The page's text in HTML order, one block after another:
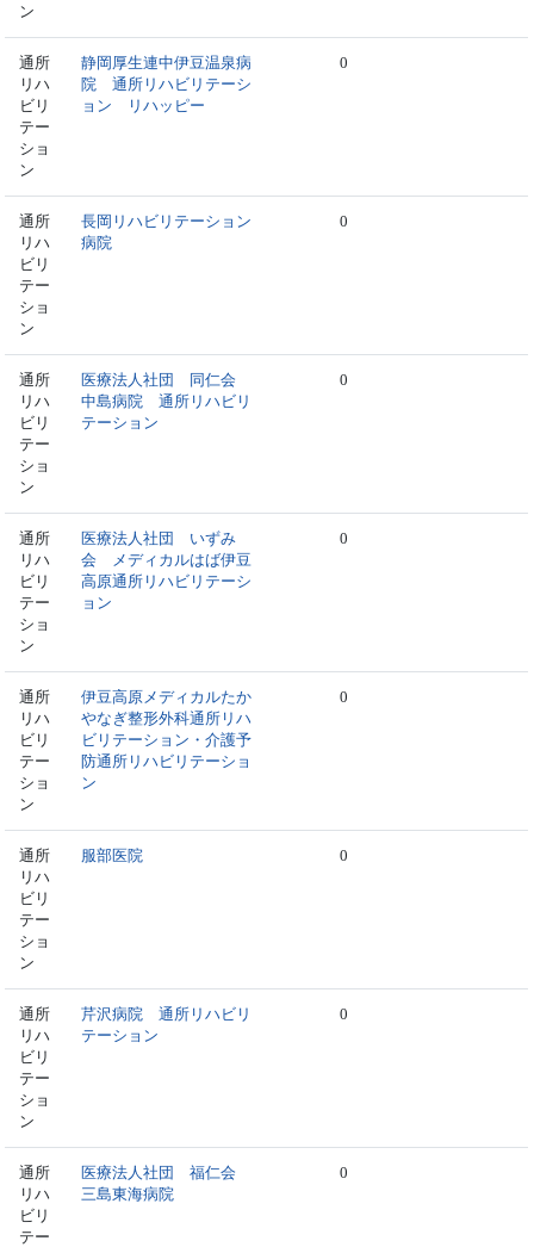
ン
通所
リハ
ビリ
テー
ショ
ン
静岡厚生連中伊豆温泉病
院 通所リハビリテーシ
ョン リハッピー
0
通所
リハ
ビリ
テー
ショ
ン
長岡リハビリテーション
病院
0
通所
リハ
ビリ
テー
ショ
ン
医療法人社団 同仁会
中島病院 通所リハビリ
テーション
0
通所
リハ
ビリ
テー
ショ
ン
医療法人社団 いずみ
会 メディカルはば伊豆
高原通所リハビリテーシ
ョン
0
通所
リハ
ビリ
テー
ショ
ン
伊豆高原メディカルたか
やなぎ整形外科通所リハ
ビリテーション・介護予
防通所リハビリテーショ
ン
0
通所
リハ
ビリ
テー
ショ
ン
服部医院 0
通所
リハ
ビリ
テー
ショ
ン
芹沢病院 通所リハビリ
テーション
0
通所
リハ
ビリ
テー
医療法人社団 福仁会
三島東海病院
0